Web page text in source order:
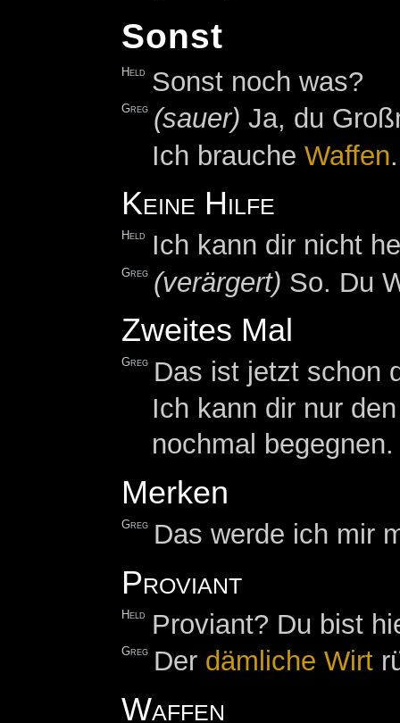
Sonst
Held Sonst noch was?
Greg (sauer) Ja, du
Ich braucheWaffen
Keine Hilfe
Held Ich kann dir nicht
Greg (verärgert) So. Du
Zweites Mal
Greg Das ist jetzt schon
Ich kann dir nur
nochmal begegnen.
Merken
Greg Das werde ich mir
Proviant
Held Proviant? Du bist
Greg Der dämliche Wirt
Waffen